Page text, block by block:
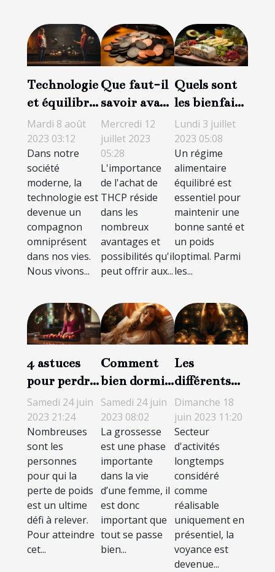
Technologie
et équilibre
quotidien :
amis ou
ennemis ?
Mardi 8 août
2023 03:12
Dans notre
société
moderne, la
technologie est
devenue un
compagnon
omniprésent
dans nos vies.
Nous vivons...
Que faut-il
savoir avant
d’acheter du
THCP ?
Mercredi 12
juillet 2023
05:28
L'importance
de l'achat de
THCP réside
dans les
nombreux
avantages et
possibilités qu'il
peut offrir aux...
Quels sont
les bienfaits
d’un régime
cétogène?
Lundi 3 juillet
2023 05:08
Un régime
alimentaire
équilibré est
essentiel pour
maintenir une
bonne santé et
un poids
optimal. Parmi
les...
4 astuces
pour perdre
du poids de
manière
saine et
durable
Samedi 24 juin
2023 21:24
Nombreuses
sont les
personnes
pour qui la
perte de poids
est un ultime
défi à relever.
Pour atteindre
cet...
Comment
bien dormir
durant la
grossesse ?
Samedi 24 juin
2023 08:02
La grossesse
est une phase
importante
dans la vie
d’une femme, il
est donc
important que
tout se passe
bien...
Les
différents
types de
voyance à
distance
Dimanche 18
juin 2023 11:20
Secteur
d'activités
longtemps
considéré
comme
réalisable
uniquement en
présentiel, la
voyance est
devenue...